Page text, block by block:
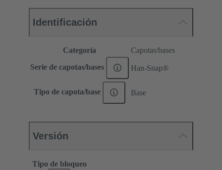
Identificación
Categoría Capotas/bases
Serie de capotas/bases Han-Snap®
Tipo de capota/base Base
Versión
Tipo de bloqueo